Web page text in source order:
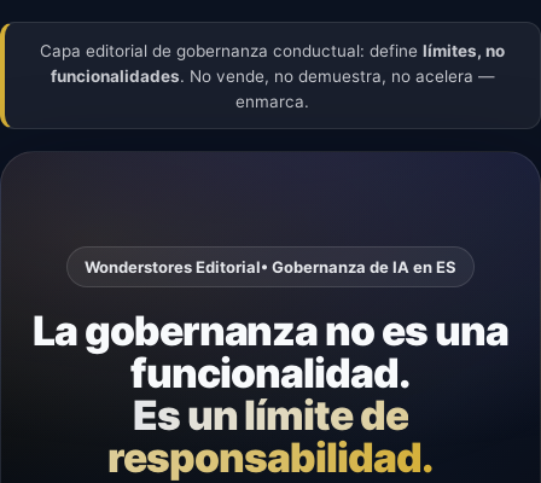
Capa editorial de gobernanza conductual: define límites, no
funcionalidades. No vende, no demuestra, no acelera —
enmarca.
Wonderstores Editorial• Gobernanza de IA en ES
La gobernanza no es una
funcionalidad.
Es un límite de
responsabilidad.